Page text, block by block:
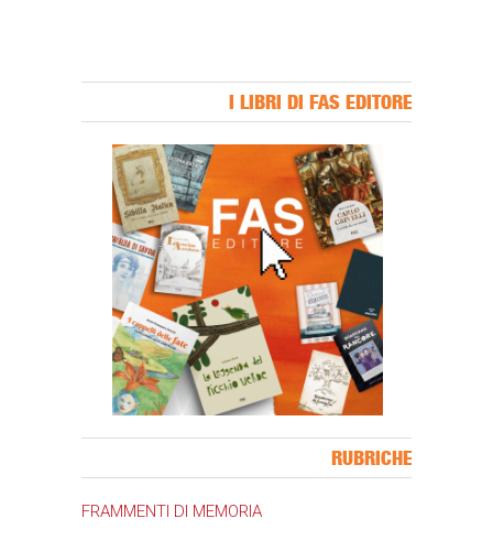
I LIBRI DI FAS EDITORE
RUBRICHE
FRAMMENTI DI MEMORIA